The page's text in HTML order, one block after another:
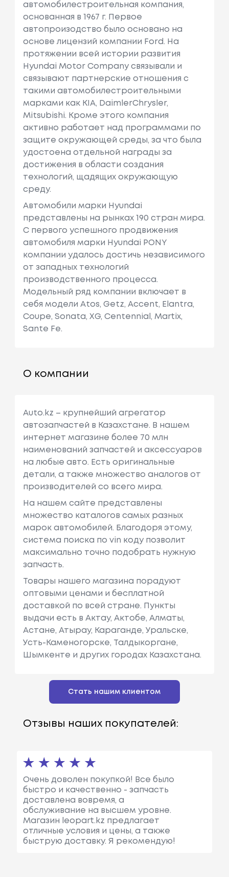
автомобилестроительная компания,
основанная в 1967 г. Первое
автопроизодство было основано на
основе лицензий компании Ford. На
протяжении всей истории развития
Hyundai Motor Company связывали и
связывают партнерские отношения с
такими автомобилестроительными
марками как KIA, DaimlerChrysler,
Mitsubishi. Кроме этого компания
активно работает над программами по
защите окружающей среды, за что была
удостоена отдельной награды за
достижения в области создания
технологий, щадящих окружающую
среду.
Автомобили марки Hyundai
представлены на рынках 190 стран мира.
C первого успешного продвижения
автомобиля марки Hyundai PONY
компании удалось достичь независимого
от западных технологий
производственного процесса.
Модельный ряд компании включает в
себя модели Atos, Getz, Accent, Elantra,
Coupe, Sonata, XG, Centennial, Martix,
Sante Fe.
О компании
Auto.kz – крупнейший агрегатор
автозапчастей в Казахстане. В нашем
интернет магазине более 70 млн
наименований запчастей и аксессуаров
на любые авто. Есть оригинальные
детали, а также множество аналогов от
производителей со всего мира.
На нашем сайте представлены
множество каталогов самых разных
марок автомобилей. Благодоря этому,
система поиска по vin коду позволит
максимально точно подобрать нужную
запчасть.
Товары нашего магазина порадуют
оптовыми ценами и бесплатной
доставкой по всей стране. Пункты
выдачи есть в Актау, Актобе, Алматы,
Астане, Атырау, Караганде, Уральске,
Усть-Каменогорске, Талдыкоргане,
Шымкенте и других городах Казахстана.
Стать нашим клиентом
Отзывы наших покупателей:
Очень доволен покупкой! Все было
быстро и качественно - запчасть
доставлена вовремя, а
обслуживание на высшем уровне.
Магазин leopart.kz предлагает
отличные условия и цены, а также
быструю доставку. Я рекомендую!